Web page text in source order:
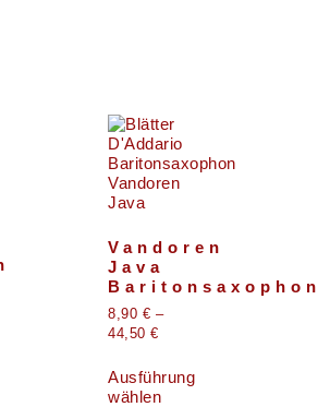
Vandoren
Java
Baritonsaxophon
8,90 € –
44,50 €
Ausführung
wählen